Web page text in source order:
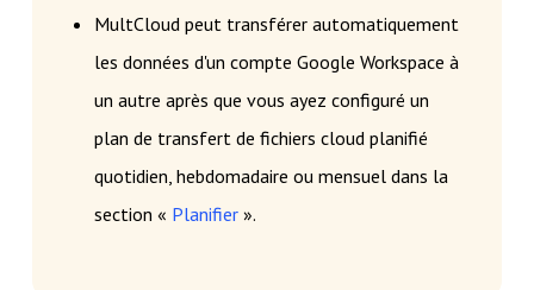
MultCloud peut transférer automatiquement
les données d'un compte Google Workspace à
un autre après que vous ayez configuré un
plan de transfert de fichiers cloud planifié
quotidien, hebdomadaire ou mensuel dans la
section « Planifier».